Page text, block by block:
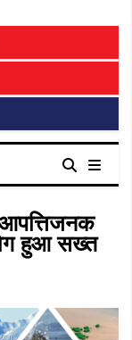
हुआ सख्त